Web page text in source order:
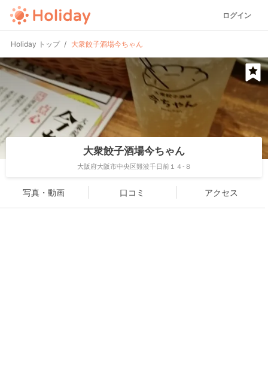
ログイン
Holiday トップ 大衆餃子酒場今ちゃん
大衆餃子酒場今ちゃん
大阪府大阪市中央区難波千日前１４-８
写真・動画 口コミ アクセス